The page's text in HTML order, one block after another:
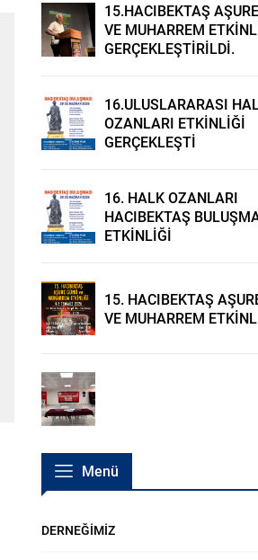
15.HACIBEKTAŞ
VE MUHARREM
GERÇEKLEŞTİRİLDİ.
16.ULUSLARARASI
OZANLARI ETKİNLİĞİ
GERÇEKLEŞTİ
16. HALK OZANLARI
HACIBEKTAŞ
ETKİNLİĞİ
15. HACIBEKTAŞ
VE MUHARREM
Menü
DERNEĞİMİZ